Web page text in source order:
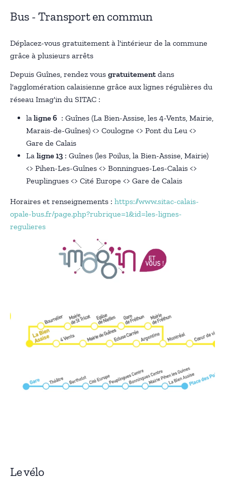
Bus - Transport en commun
Déplacez-vous gratuitement à l'intérieur de la commune
grâce à plusieurs arrêts
Depuis Guînes, rendez vous gratuitement dans
l'agglomération calaisienne grâce aux lignes régulières du
réseau Imag'in du SITAC :
laligne 6 : Guînes (La Bien-Assise, les 4-Vents, Mairie,
Marais-de-Guînes) <> Coulogne <> Pont du Leu <>
Gare de Calais
La ligne 13 : Guînes (les Poilus, la Bien-Assise, Mairie)
<> Pihen-Les-Guînes <> Bonningues-Les-Calais <>
Peuplingues <> Cité Europe <> Gare de Calais
Horaires et renseignements : https://www.sitac-calais-
opale-bus.fr/page.php?rubrique=1&id=les-lignes-
regulieres
Le vélo